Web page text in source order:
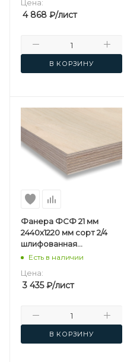
Цена:
4 868 ₽/лист
В КОРЗИНУ
Фанера ФСФ 21 мм
2440х1220 мм сорт 2/4
шлифованная
березовая
Есть в наличии
Цена:
3 435₽/лист
В КОРЗИНУ